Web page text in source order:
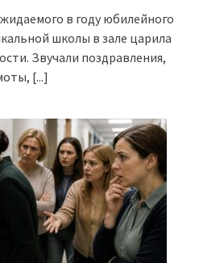
в году юбилейного
школы в зале царила
Звучали поздравления,
[...]